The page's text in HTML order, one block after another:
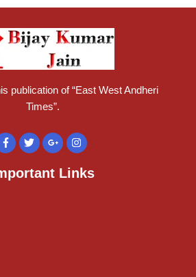
publication of “East West Andheri
Times”.
Links